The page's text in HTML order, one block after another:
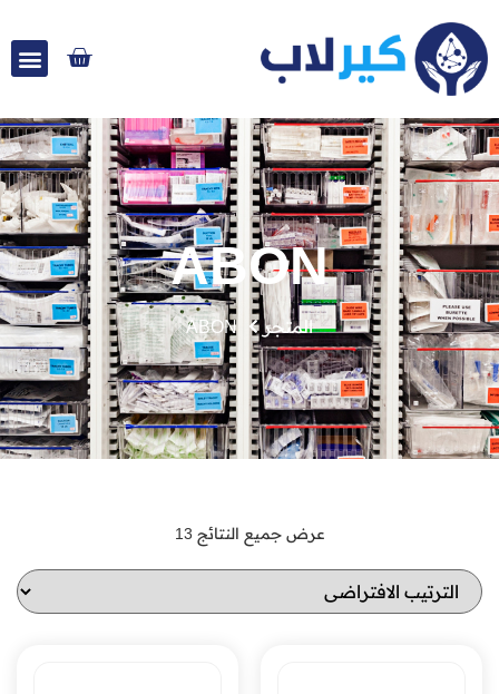
ABON
المتجر ABON
عرض جميع النتائج 13